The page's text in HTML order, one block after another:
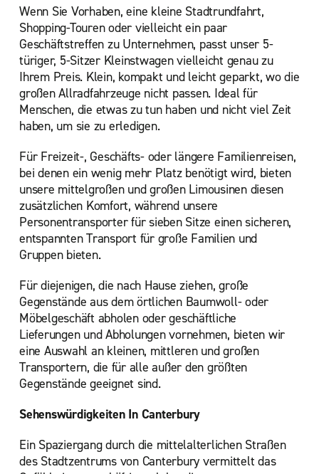
Wenn Sie Vorhaben, eine kleine Stadtrundfahrt,
Shopping-Touren oder vielleicht ein paar
Geschäftstreffen zu Unternehmen, passt unser 5-
türiger, 5-Sitzer Kleinstwagen vielleicht genau zu
Ihrem Preis. Klein, kompakt und leicht geparkt, wo die
großen Allradfahrzeuge nicht passen. Ideal für
Menschen, die etwas zu tun haben und nicht viel Zeit
haben, um sie zu erledigen.
Für Freizeit-, Geschäfts- oder längere Familienreisen,
bei denen ein wenig mehr Platz benötigt wird, bieten
unsere mittelgroßen und großen Limousinen diesen
zusätzlichen Komfort, während unsere
Personentransporter für sieben Sitze einen sicheren,
entspannten Transport für große Familien und
Gruppen bieten.
Für diejenigen, die nach Hause ziehen, große
Gegenstände aus dem örtlichen Baumwoll- oder
Möbelgeschäft abholen oder geschäftliche
Lieferungen und Abholungen vornehmen, bieten wir
eine Auswahl an kleinen, mittleren und großen
Transportern, die für alle außer den größten
Gegenstände geeignet sind.
Sehenswürdigkeiten In Canterbury
Ein Spaziergang durch die mittelalterlichen Straßen
des Stadtzentrums von Canterbury vermittelt das